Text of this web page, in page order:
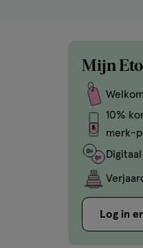
Mijn
10%
merk-
Log in